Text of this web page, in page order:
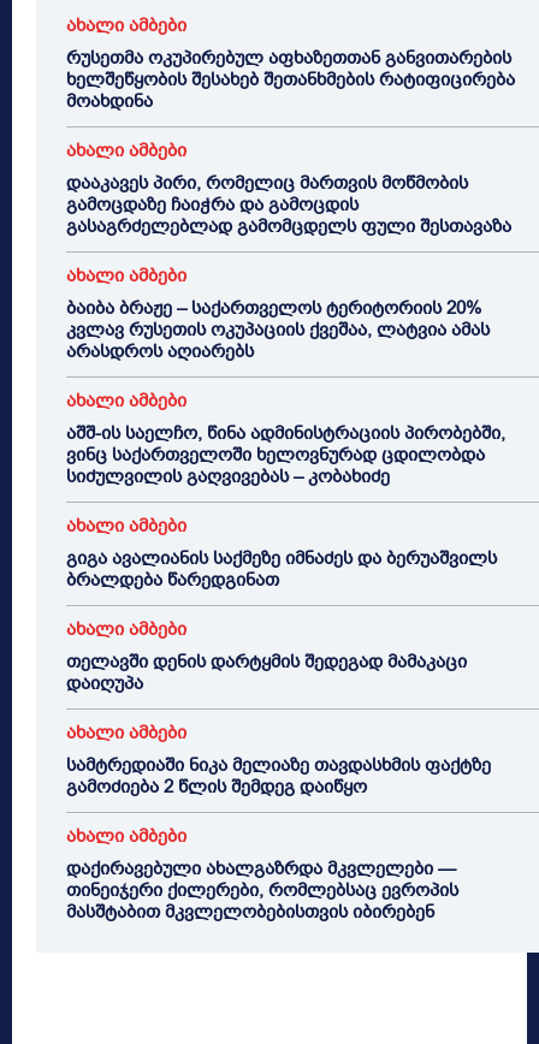
ახალი ამბები
რუსეთმა ოკუპირებულ აფხაზეთთან განვითარების
ხელშეწყობის შესახებ შეთანხმების რატიფიცირება
მოახდინა
ახალი ამბები
დააკავეს პირი, რომელიც მართვის მოწმობის
გამოცდაზე ჩაიჭრა და გამოცდის
გასაგრძელებლად გამომცდელს ფული შესთავაზა
ახალი ამბები
ბაიბა ბრაჟე – საქართველოს ტერიტორიის 20%
კვლავ რუსეთის ოკუპაციის ქვეშაა, ლატვია ამას
არასდროს აღიარებს
ახალი ამბები
აშშ-ის საელჩო, წინა ადმინისტრაციის პირობებში,
ვინც საქართველოში ხელოვნურად ცდილობდა
სიძულვილის გაღვივებას – კობახიძე
ახალი ამბები
გიგა ავალიანის საქმეზე იმნაძეს და ბერუაშვილს
ბრალდება წარედგინათ
ახალი ამბები
თელავში დენის დარტყმის შედეგად მამაკაცი
დაიღუპა
ახალი ამბები
სამტრედიაში ნიკა მელიაზე თავდასხმის ფაქტზე
გამოძიება 2 წლის შემდეგ დაიწყო
ახალი ამბები
დაქირავებული ახალგაზრდა მკვლელები —
თინეიჯერი ქილერები, რომლებსაც ევროპის
მასშტაბით მკვლელობებისთვის იბირებენ